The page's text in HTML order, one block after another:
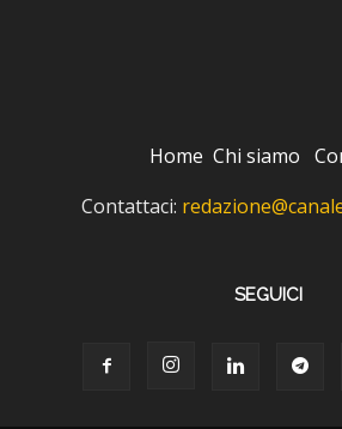
Home Chi siamo
Contattaci:
SEGUICI